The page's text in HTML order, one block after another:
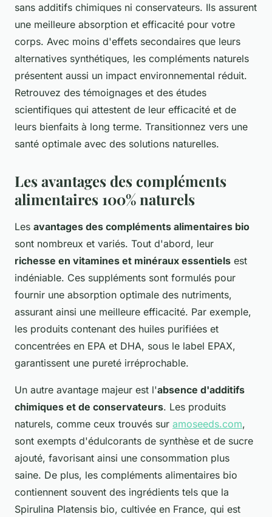
sans additifs chimiques ni conservateurs. Ils assurent
une meilleure absorption et efficacité pour votre
corps. Avec moins d'effets secondaires que leurs
alternatives synthétiques, les compléments naturels
présentent aussi un impact environnemental réduit.
Retrouvez des témoignages et des études
scientifiques qui attestent de leur efficacité et de
leurs bienfaits à long terme. Transitionnez vers une
santé optimale avec des solutions naturelles.
Les avantages des compléments
alimentaires 100% naturels
Les avantages des compléments alimentaires bio
sont nombreux et variés. Tout d'abord, leur
richesse en vitamines et minéraux essentiels est
indéniable. Ces suppléments sont formulés pour
fournir une absorption optimale des nutriments,
assurant ainsi une meilleure efficacité. Par exemple,
les produits contenant des huiles purifiées et
concentrées en EPA et DHA, sous le label EPAX,
garantissent une pureté irréprochable.
Un autre avantage majeur est l'absence d'additifs
chimiques et de conservateurs. Les produits
naturels, comme ceux trouvés sur amoseeds.com,
sont exempts d'édulcorants de synthèse et de sucre
ajouté, favorisant ainsi une consommation plus
saine. De plus, les compléments alimentaires bio
contiennent souvent des ingrédients tels que la
Spirulina Platensis bio, cultivée en France, qui est